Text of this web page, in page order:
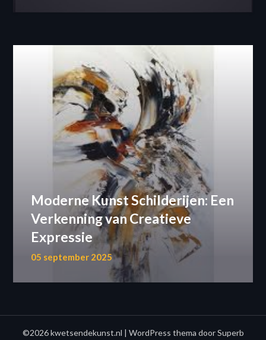
Moderne Kunst Schilderijen: Een
Verkenning van Creatieve
Expressie
05 september 2025
©2026 kwetsendekunst.nl | WordPress thema doorSuperb